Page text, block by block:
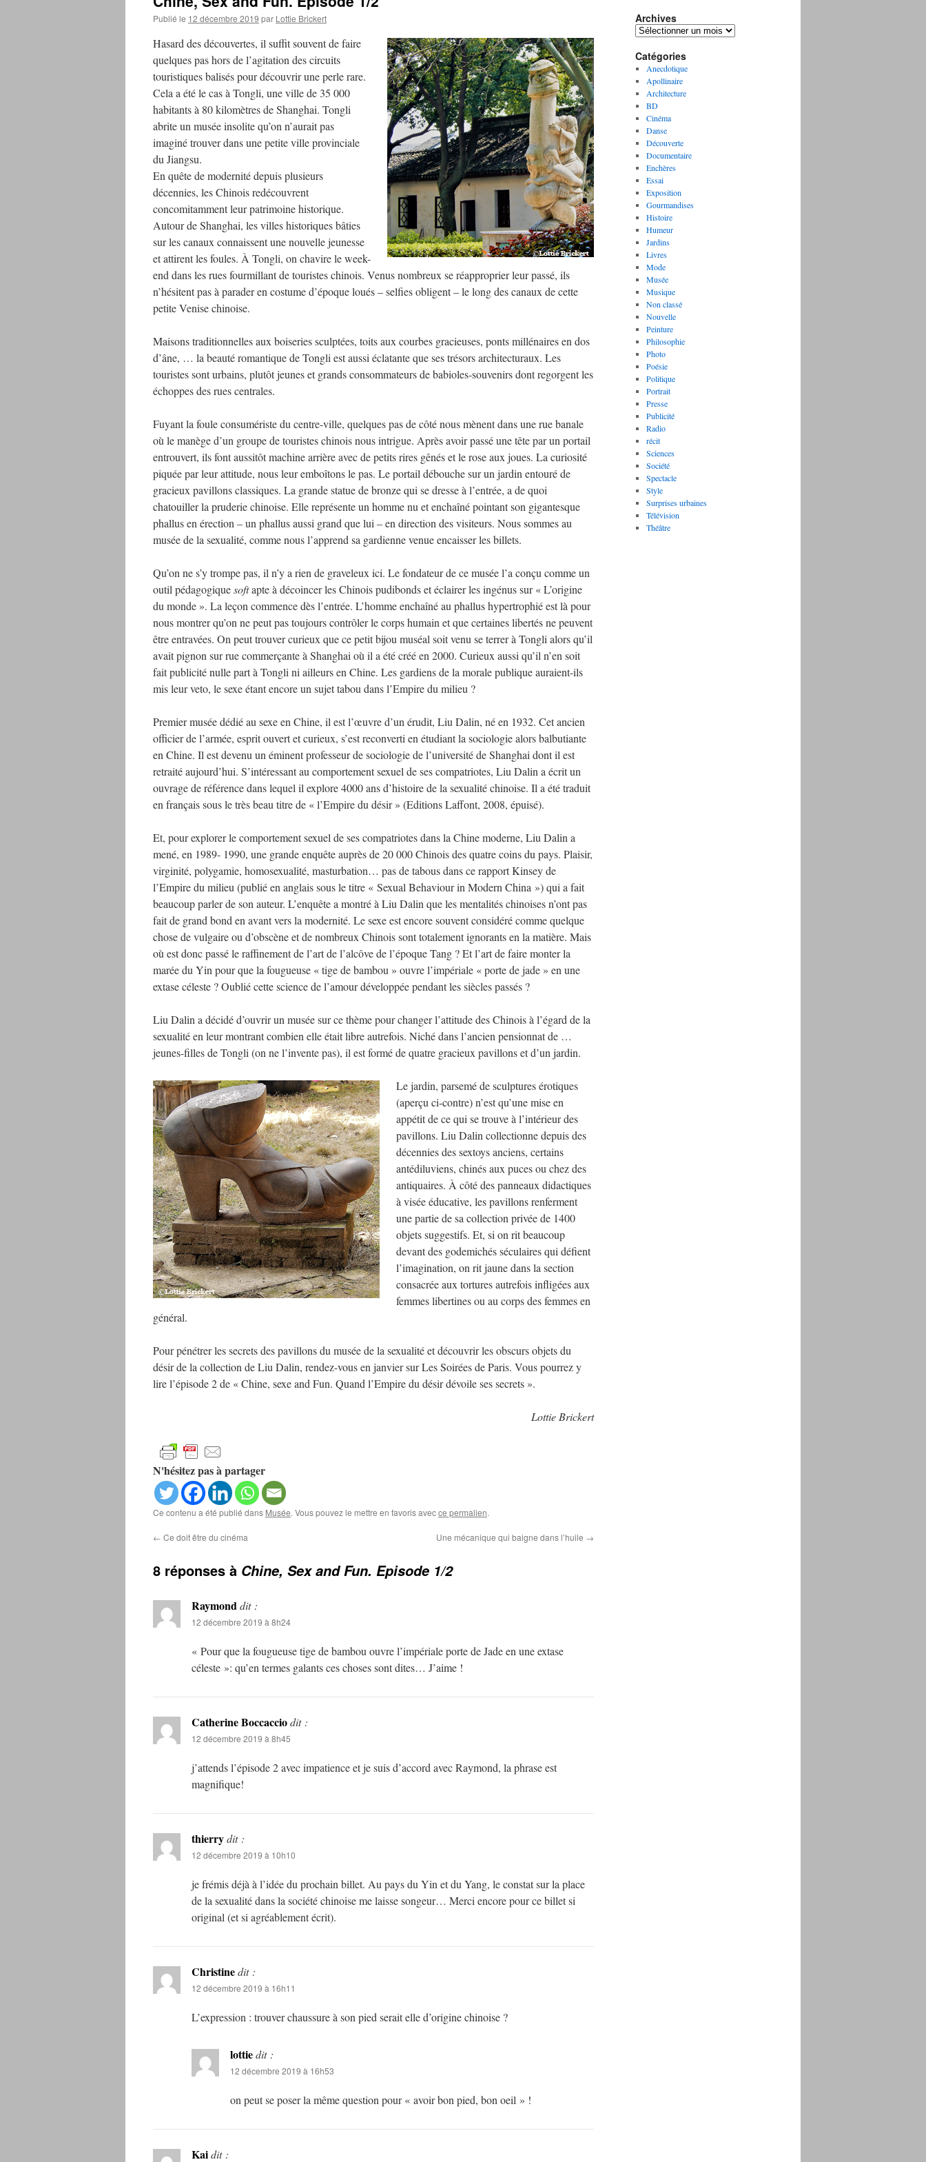
Publié le 12 décembre 2019 par Lottie Brickert
Hasard des découvertes, il suffit souvent de faire
quelques pas hors de l’agitation des circuits
touristiques balisés pour découvrir une perle rare.
Cela a été le cas à Tongli, une ville de 35 000
habitants à 80 kilomètres de Shanghai. Tongli
abrite un musée insolite qu’on n’aurait pas
imaginé trouver dans une petite ville provinciale
du Jiangsu.
En quête de modernité depuis plusieurs
décennies, les Chinois redécouvrent
concomitamment leur patrimoine historique.
Autour de Shanghai, les villes historiques bâties
sur les canaux connaissent une nouvelle jeunesse
et attirent les foules. À Tongli, on chavire le week-
end dans les rues fourmillant de touristes chinois. Venus nombreux se réapproprier leur passé, ils
n’hésitent pas à parader en costume d’époque loués – selfies obligent – le long des canaux de cette
petite Venise chinoise.
Maisons traditionnelles aux boiseries sculptées, toits aux courbes gracieuses, ponts millénaires en dos
d’âne, … la beauté romantique de Tongli est aussi éclatante que ses trésors architecturaux. Les
touristes sont urbains, plutôt jeunes et grands consommateurs de babioles-souvenirs dont regorgent les
échoppes des rues centrales.
Fuyant la foule consumériste du centre-ville, quelques pas de côté nous mènent dans une rue banale
où le manège d’un groupe de touristes chinois nous intrigue. Après avoir passé une tête par un portail
entrouvert, ils font aussitôt machine arrière avec de petits rires gênés et le rose aux joues. La curiosité
piquée par leur attitude, nous leur emboîtons le pas. Le portail débouche sur un jardin entouré de
gracieux pavillons classiques. La grande statue de bronze qui se dresse à l’entrée, a de quoi
chatouiller la pruderie chinoise. Elle représente un homme nu et enchaîné pointant son gigantesque
phallus en érection – un phallus aussi grand que lui – en direction des visiteurs. Nous sommes au
musée de la sexualité, comme nous l’apprend sa gardienne venue encaisser les billets.
Qu’on ne s’y trompe pas, il n’y a rien de graveleux ici. Le fondateur de ce musée l’a conçu comme un
outil pédagogiquesoftapte à décoincer les Chinois pudibonds et éclairer les ingénus sur « L’origine
du monde ». La leçon commence dès l’entrée. L’homme enchaîné au phallus hypertrophié est là pour
nous montrer qu’on ne peut pas toujours contrôler le corps humain et que certaines libertés ne peuvent
être entravées. On peut trouver curieux que ce petit bijou muséal soit venu se terrer à Tongli alors qu’il
avait pignon sur rue commerçante à Shanghai où il a été créé en 2000. Curieux aussi qu’il n’en soit
fait publicité nulle part à Tongli ni ailleurs en Chine. Les gardiens de la morale publique auraient-ils
mis leur veto, le sexe étant encore un sujet tabou dans l’Empire du milieu ?
Premier musée dédié au sexe en Chine, il est l’œuvre d’un érudit, Liu Dalin, né en 1932. Cet ancien
officier de l’armée, esprit ouvert et curieux, s’est reconverti en étudiant la sociologie alors balbutiante
en Chine. Il est devenu un éminent professeur de sociologie de l’université de Shanghai dont il est
retraité aujourd’hui. S’intéressant au comportement sexuel de ses compatriotes, Liu Dalin a écrit un
ouvrage de référence dans lequel il explore 4000 ans d’histoire de la sexualité chinoise. Il a été traduit
en français sous le très beau titre de « l’Empire du désir » (Editions Laffont, 2008, épuisé).
Et, pour explorer le comportement sexuel de ses compatriotes dans la Chine moderne, Liu Dalin a
mené, en 1989- 1990, une grande enquête auprès de 20 000 Chinois des quatre coins du pays. Plaisir,
virginité, polygamie, homosexualité, masturbation… pas de tabous dans ce rapport Kinsey de
l’Empire du milieu (publié en anglais sous le titre « Sexual Behaviour in Modern China ») qui a fait
beaucoup parler de son auteur. L’enquête a montré à Liu Dalin que les mentalités chinoises n’ont pas
fait de grand bond en avant vers la modernité. Le sexe est encore souvent considéré comme quelque
chose de vulgaire ou d’obscène et de nombreux Chinois sont totalement ignorants en la matière. Mais
où est donc passé le raffinement de l’art de l’alcôve de l’époque Tang ? Et l’art de faire monter la
marée du Yin pour que la fougueuse « tige de bambou » ouvre l’impériale « porte de jade » en une
extase céleste ? Oublié cette science de l’amour développée pendant les siècles passés ?
Liu Dalin a décidé d’ouvrir un musée sur ce thème pour changer l’attitude des Chinois à l’égard de la
sexualité en leur montrant combien elle était libre autrefois. Niché dans l’ancien pensionnat de …
jeunes-filles de Tongli (on ne l’invente pas), il est formé de quatre gracieux pavillons et d’un jardin.
Le jardin, parsemé de sculptures érotiques
(aperçu ci-contre) n’est qu’une mise en
appétit de ce qui se trouve à l’intérieur des
pavillons. Liu Dalin collectionne depuis des
décennies des sextoys anciens, certains
antédiluviens, chinés aux puces ou chez des
antiquaires. À côté des panneaux didactiques
à visée éducative, les pavillons renferment
une partie de sa collection privée de 1400
objets suggestifs. Et, si on rit beaucoup
devant des godemichés séculaires qui défient
l’imagination, on rit jaune dans la section
consacrée aux tortures autrefois infligées aux
femmes libertines ou au corps des femmes en
général.
Pour pénétrer les secrets des pavillons du musée de la sexualité et découvrir les obscurs objets du
désir de la collection de Liu Dalin, rendez-vous en janvier sur Les Soirées de Paris. Vous pourrez y
lire l’épisode 2 de « Chine, sexe and Fun. Quand l’Empire du désir dévoile ses secrets ».
Lottie Brickert
N'hésitez pas à partager
Ce contenu a été publié dans Musée. Vous pouvez le mettre en favoris avecce permalien.
← Ce doit être du cinéma Une mécanique qui baigne dans l’huile →
8 réponses à Chine, Sex and Fun. Episode 1/2
Raymonddit :
12 décembre 2019 à 8h24
« Pour que la fougueuse tige de bambou ouvre l’impériale porte de Jade en une extase
céleste »: qu’en termes galants ces choses sont dites… J’aime !
Catherine Boccacciodit :
12 décembre 2019 à 8h45
j’attends l’épisode 2 avec impatience et je suis d’accord avec Raymond, la phrase est
magnifique!
thierrydit :
12 décembre 2019 à 10h10
je frémis déjà à l’idée du prochain billet. Au pays du Yin et du Yang, le constat sur la place
de la sexualité dans la société chinoise me laisse songeur… Merci encore pour ce billet si
original (et si agréablement écrit).
Christinedit :
12 décembre 2019 à 16h11
L’expression : trouver chaussure à son pied serait elle d’origine chinoise ?
lottiedit :
12 décembre 2019 à 16h53
on peut se poser la même question pour « avoir bon pied, bon oeil » !
Kaidit :
Archives
A
c
h
i
v
e
s
Catégories
Anecdotique
Apollinaire
Architecture
BD
Cinéma
Danse
Découverte
Documentaire
Enchères
Essai
Exposition
Gourmandises
Histoire
Humeur
Jardins
Livres
Mode
Musée
Musique
Non classé
Nouvelle
Peinture
Philosophie
Photo
Poésie
Politique
Portrait
Presse
Publicité
Radio
récit
Sciences
Société
Spectacle
Style
Surprises urbaines
Télévision
Théâtre